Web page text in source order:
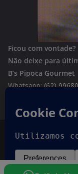
Ficou com vontade?
Não deixe para
B’s Pipoca Gourmet
Whatsapp:(62)
Copyright ©